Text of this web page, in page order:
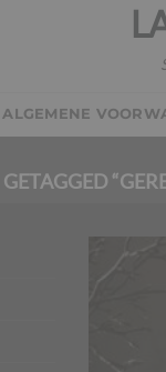
ALGEMENE